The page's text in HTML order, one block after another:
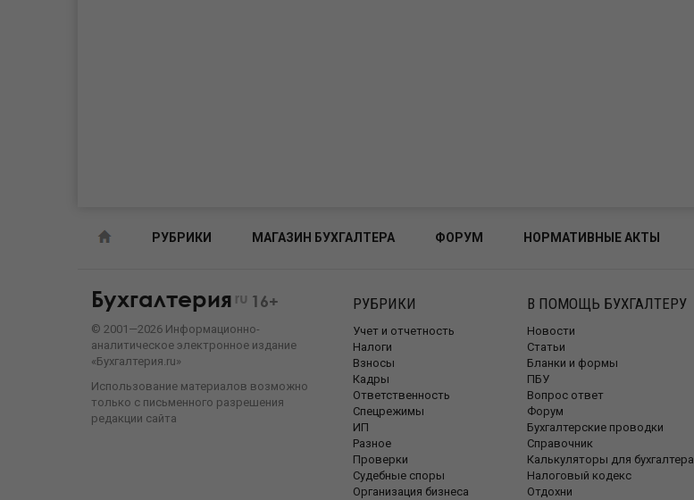
РУБРИКИ МАГАЗИН БУХГАЛТЕРА ФОРУМ НОРМАТИВНЫЕ АКТЫ
Бухгалтерия ru 16+
© 2001—2026 Информационно-
аналитическое электронное издание
«Бухгалтерия.ru»
Использование материалов возможно
только с письменного разрешения
редакции сайта
РУБРИКИ
Учет и отчетность
Налоги
Взносы
Кадры
Ответственность
Спецрежимы
ИП
Разное
Проверки
Судебные споры
Организация бизнеса
В ПОМОЩЬ БУХГАЛТЕРУ
Новости
Статьи
Бланки и формы
ПБУ
Вопрос ответ
Форум
Бухгалтерские проводки
Справочник
Калькуляторы для бухгалтера
Налоговый кодекс
Отдохни